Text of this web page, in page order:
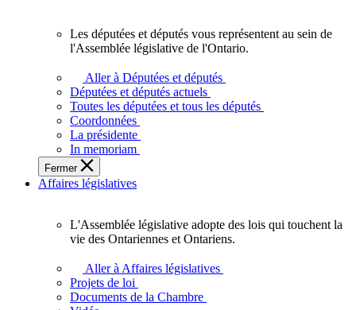
députés
vous
représentent
sein
de
l'Assemblée
législative
l'Ontario.
Les députées et députés vous représentent au sein de
l'Assemblée législative de l'Ontario.
Aller à Députées et députés
Députées et députés actuels
Toutes les députées et tous les députés
Coordonnées
La présidente
In memoriam
Fermer
Affaires législatives
L'Assemblée
adopte
L'Assemblée législative adopte des lois qui touchent la
vie des Ontariennes et Ontariens.
Aller à Affaires législatives
Projets de loi
Documents de la Chambre